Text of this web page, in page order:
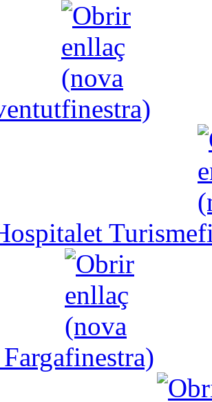
Turisme